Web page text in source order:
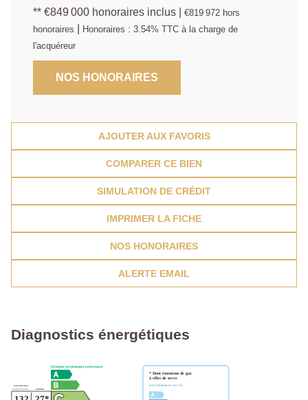
** €849 000 honoraires inclus €819 972 hors
honoraires
Honoraires : 3.54% TTC à la charge de
l'acquéreur
NOS HONORAIRES
AJOUTER AUX FAVORIS
COMPARER CE BIEN
SIMULATION DE CRÉDIT
IMPRIMER LA FICHE
NOS HONORAIRES
ALERTE EMAIL
Diagnostics énergétiques